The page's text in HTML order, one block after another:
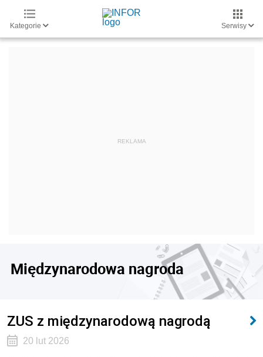
Kategorie Serwisy
Międzynarodowa nagroda
ZUS z międzynarodową nagrodą
20 lut 2026